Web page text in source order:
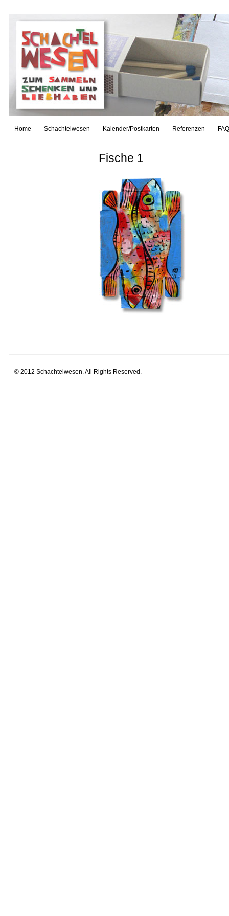
Home Schachtelwesen Kalender/Postkarten Referenzen
Fische 1
© 2012 Schachtelwesen. All Rights Reserved.